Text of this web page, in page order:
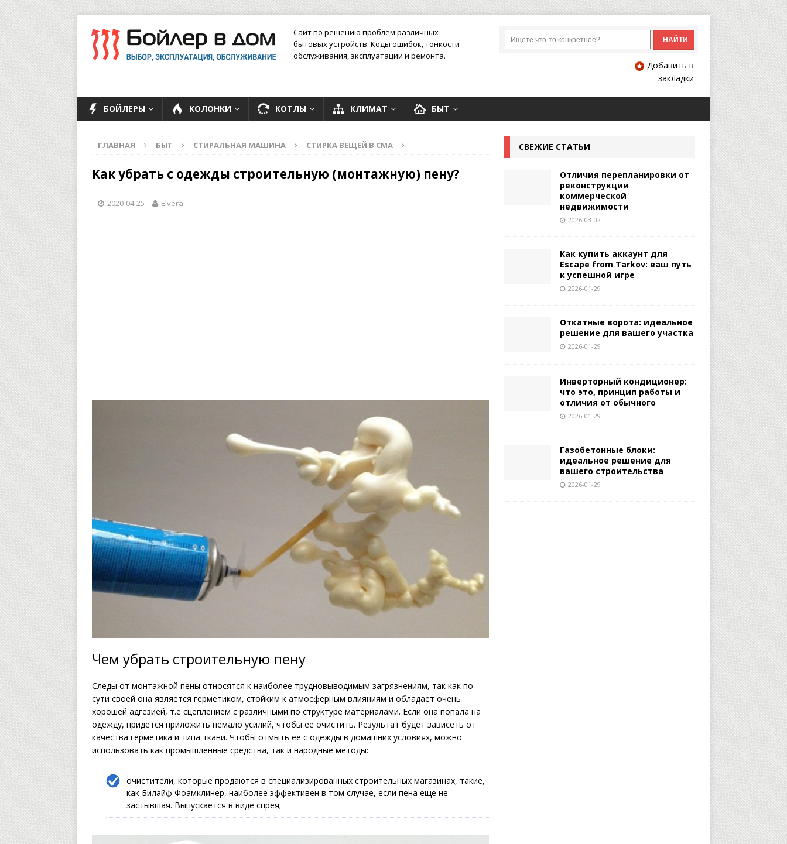
Сайт по решению проблем различных
бытовых устройств. Коды ошибок, тонкости
обслуживания, эксплуатации и ремонта.
Добавить в
закладки
БОЙЛЕРЫ КОЛОНКИ КОТЛЫ КЛИМАТ БЫТ
ГЛАВНАЯ БЫТ СТИРАЛЬНАЯ МАШИНА СТИРКА ВЕЩЕЙ В СМА
Как убрать с одежды строительную (монтажную) пену?
2020-04-25 Elvera
Чем убрать строительную пену
Следы от монтажной пены относятся к наиболее трудновыводимым загрязнениям, так как по
сути своей она является герметиком, стойким к атмосферным влияниям и обладает очень
хорошей адгезией, т.е сцеплением с различными по структуре материалами. Если она попала на
одежду, придется приложить немало усилий, чтобы ее очистить. Результат будет зависеть от
качества герметика и типа ткани. Чтобы отмыть ее с одежды в домашних условиях, можно
использовать как промышленные средства, так и народные методы:
очистители, которые продаются в специализированных строительных магазинах, такие,
как Билайф Фоамклинер, наиболее эффективен в том случае, если пена еще не
застывшая. Выпускается в виде спрея;
СВЕЖИЕ СТАТЬИ
Отличия перепланировки от
реконструкции
коммерческой
недвижимости
2026-03-02
Как купить аккаунт для
Escape from Tarkov: ваш путь
к успешной игре
2026-01-29
Откатные ворота: идеальное
решение для вашего участка
2026-01-29
Инверторный кондиционер:
что это, принцип работы и
отличия от обычного
2026-01-29
Газобетонные блоки:
идеальное решение для
вашего строительства
2026-01-29